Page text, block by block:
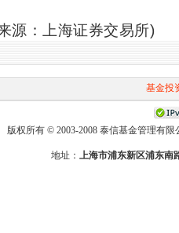
源：上海证券交易所)
基金投
版权所有 © 2003-2008 泰信基金管理有限
地址： 上海市浦东新区浦东南